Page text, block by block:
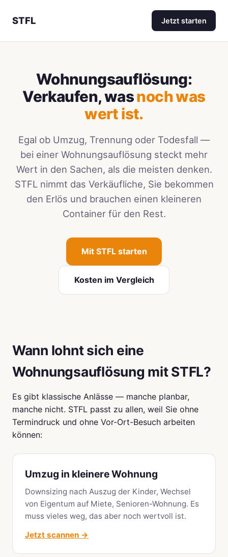
STFL Jetzt starten
Wohnungsauflösung:
Verkaufen, wasnoch was
wert ist.
Egal ob Umzug, Trennung oder Todesfall —
bei einer Wohnungsauflösung steckt mehr
Wert in den Sachen, als die meisten denken.
STFL nimmt das Verkäufliche, Sie bekommen
den Erlös und brauchen einen kleineren
Container für den Rest.
Mit STFL starten
Kosten im Vergleich
Wann lohnt sich eine
Wohnungsauflösung mit STFL?
Es gibt klassische Anlässe — manche planbar,
manche nicht. STFL passt zu allen, weil Sie ohne
Termindruck und ohne Vor-Ort-Besuch arbeiten
können:
Umzug in kleinere Wohnung
Downsizing nach Auszug der Kinder, Wechsel
von Eigentum auf Miete, Senioren-Wohnung. Es
muss vieles weg, das aber noch wertvoll ist.
Jetzt scannen →